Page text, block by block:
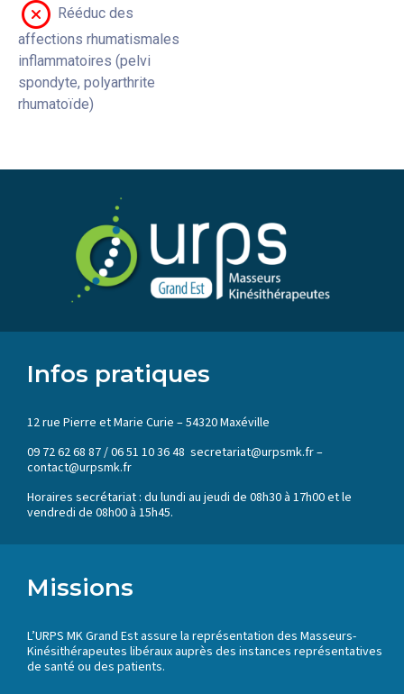
Rééduc des
affections rhumatismales
inflammatoires (pelvi
spondyte, polyarthrite
rhumatoïde)
Infos pratiques
12 rue Pierre et Marie Curie – 54320 Maxéville
09 72 62 68 87 / 06 51 10 36 48 secretariat@urpsmk.fr –
contact@urpsmk.fr
Horaires secrétariat : du lundi au jeudi de 08h30 à 17h00 et le
vendredi de 08h00 à 15h45.
Missions
L’URPS MK Grand Est assure la représentation des Masseurs-
Kinésithérapeutes libéraux auprès des instances représentatives
de santé ou des patients.